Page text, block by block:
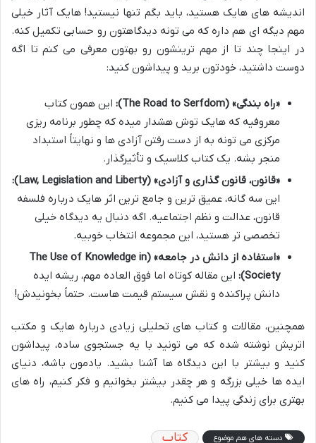
اندیشه های هایک هستید، باید بگم تنها نیستید! هایک آثار خیلی
مهم دیگه ای هم داره که می تونه دیدگاهتون رو حسابی تکمیل کنه.
در اینجا چند تا از مهم ترینشون رو بهتون معرفی می کنم تا اگه
دوست داشتید، خودتون برید و پیداشون کنید:
«راه بندگی» (The Road to Serfdom):
این همون کتاب
معروفیه که هایک توش هشدار میده که چطور برنامه ریزی
مرکزی می تونه به از دست رفتن آزادی ها و نهایتاً استبداد
منجر بشه. یک کتاب کلاسیک و تأثیرگذار.
«قانون، قانون گذاری و آزادی» (Law, Legislation and Liberty):
این سه گانه، عمیق ترین و جامع ترین اثر هایک درباره فلسفه
قانون، عدالت و نظم اجتماعیه. اگه دنبال یه دیدگاه خیلی
تخصصی تر هستید، این مجموعه انتخاب خوبیه.
«استفاده از دانش در جامعه» (The Use of Knowledge in
Society):
این مقاله کوتاه اما فوق العاده مهم، ریشه ایده
دانش پراکنده و نقش سیستم قیمت هاست. حتماً بخونیدش!
همچنین، مقالات و کتاب های تحلیلی زیادی درباره هایک و مکتب
اتریش نوشته شده که می تونید با یه جستجوی ساده، پیداشون
کنید و بیشتر با این دیدگاه ها آشنا بشید. یادمون باشه، دنیای
ایده ها خیلی بزرگه و هر چقدر بیشتر بخوانیم و فکر کنیم، راه های
بهتری برای زندگی پیدا می کنیم.
دسته های هم موضوع کتاب